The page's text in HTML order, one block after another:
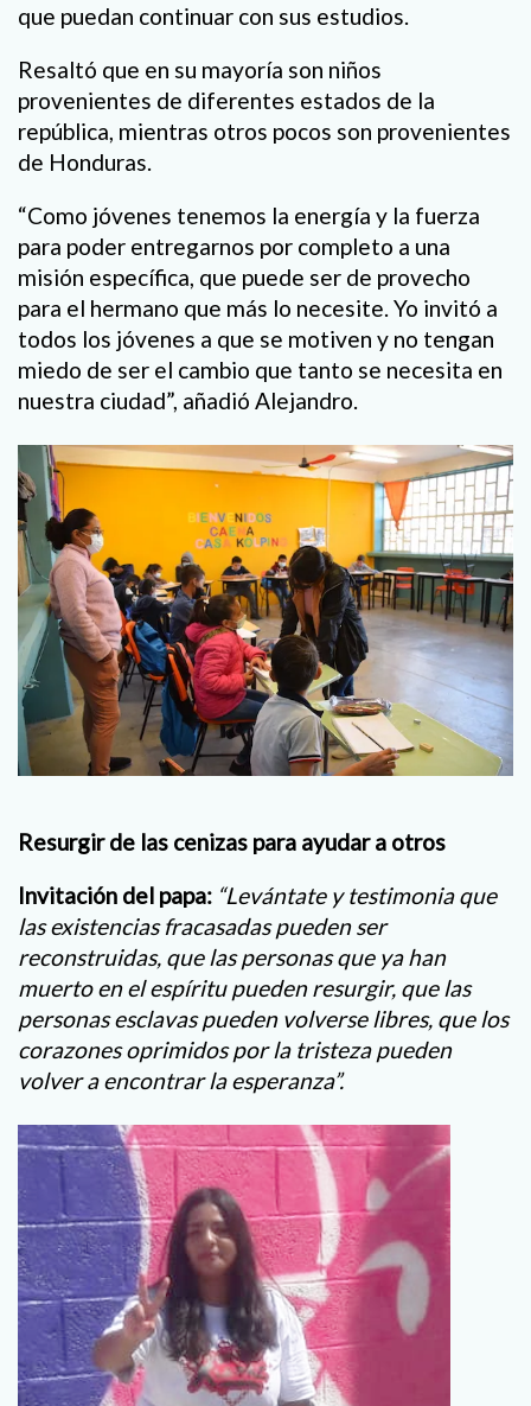
que puedan continuar con sus estudios.
Resaltó que en su mayoría son niños
provenientes de diferentes estados de la
república, mientras otros pocos son provenientes
de Honduras.
“Como jóvenes tenemos la energía y la fuerza
para poder entregarnos por completo a una
misión específica, que puede ser de provecho
para el hermano que más lo necesite. Yo invitó a
todos los jóvenes a que se motiven y no tengan
miedo de ser el cambio que tanto se necesita en
nuestra ciudad”, añadió Alejandro.
Resurgir de las cenizas para ayudar a otros
Invitación del papa: “Levántate y testimonia que
las existencias fracasadas pueden ser
reconstruidas, que las personas que ya han
muerto en el espíritu pueden resurgir, que las
personas esclavas pueden volverse libres, que los
corazones oprimidos por la tristeza pueden
volver a encontrar la esperanza”.